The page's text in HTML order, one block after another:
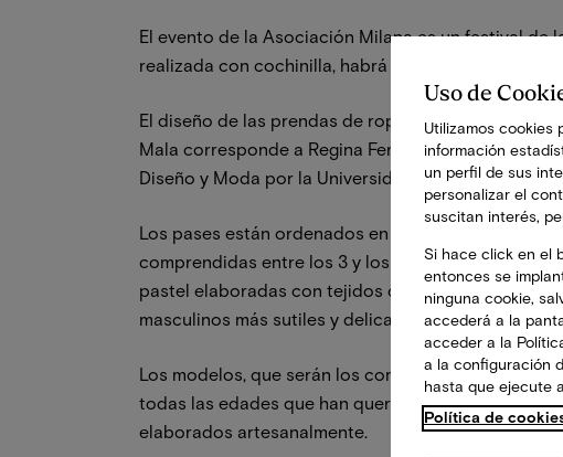
El evento de la Asociación Milana es un festival de
realizada con cochinilla, habrá música, baile y
El diseño de las prendas de ropa que lucirán
Mala corresponde a Regina Ferragut, ex alumna
Diseño y Moda por la Universidad Rey Juan Carlos.
Los pases están ordenados en tres grupos: el
comprendidas entre los 3 y los 12 años; el
pastel elaboradas con tejidos orgánicos como el
masculinos más sutiles y delicados por los tejidos
Los modelos, que serán los compañeros y
todas las edades que han querido sumarse a esta
elaborados artesanalmente.
Uso de
Utilizamos cookies
información
un perfil de sus
personalizar el
suscitan interés,
Si hace click en el
entonces se
ninguna cookie,
accederá a la
acceder a la
a la configuración
hasta que ejecute
Política de